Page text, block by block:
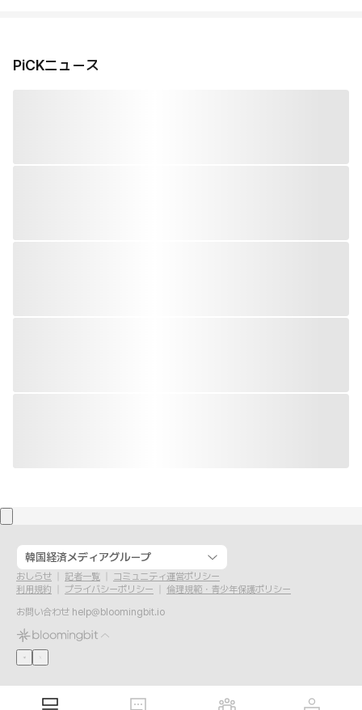
PiCKニュース
韓国経済メディアグループ
おしらせ 記者一覧
コミュニティ運営ポリシー
利用規約
プライバシーポリシー
倫理規範・青少年保護ポリシー
お問い合わせ help@bloomingbit.io